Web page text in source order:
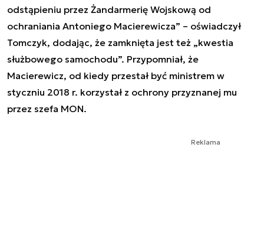
odstąpieniu przez Żandarmerię Wojskową od
ochraniania Antoniego Macierewicza” – oświadczył
Tomczyk, dodając, że zamknięta jest też „kwestia
służbowego samochodu”. Przypomniał, że
Macierewicz, od kiedy przestał być ministrem w
styczniu 2018 r. korzystał z ochrony przyznanej mu
przez szefa MON.
Reklama